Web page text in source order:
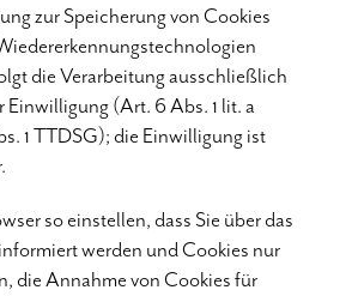
zur Speicherung von Cookies
die Verarbeitung ausschließlich
Einwilligung (Art. 6 Abs. 1 lit. a
1 TTDSG); die Einwilligung ist
so einstellen, dass Sie über das
werden und Cookies nur
die Annahme von Cookies für